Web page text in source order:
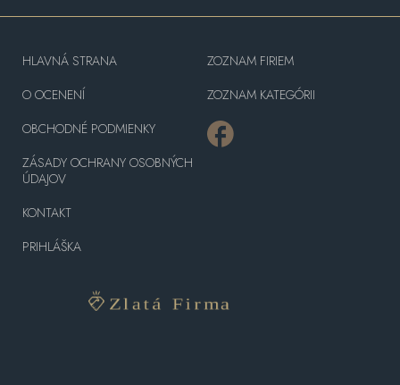
HLAVNÁ STRANA
O OCENENÍ
OBCHODNÉ PODMIENKY
ZÁSADY OCHRANY OSOBNÝCH
ÚDAJOV
KONTAKT
PRIHLÁŠKA
ZOZNAM FIRIEM
ZOZNAM KATEGÓRII